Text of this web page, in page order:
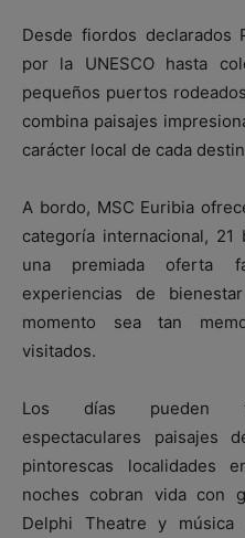
Desde fiordos declarados
por la UNESCO hasta
pequeños puertos
combina paisajes
carácter local de cada
A bordo, MSC Euribia
categoría internacional,
una premiada oferta
experiencias de
momento sea tan
visitados.
Los días pueden
espectaculares paisajes
pintorescas localidades
noches cobran vida con
Delphi Theatre y